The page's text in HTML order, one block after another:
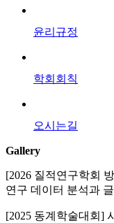
윤리규정
학회회칙
오시는길
Gallery
[2026 질적연구학회
연구 데이터 분석과
[2025 동계학술대회]